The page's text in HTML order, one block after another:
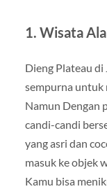
1. Wisata
Dieng Plateau di
sempurna untuk
Namun Dengan
candi-candi
yang asri dan
masuk ke objek
Kamu bisa